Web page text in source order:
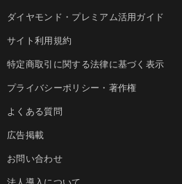
ダイヤモンド・プレミアム活用ガイド
サイト利用規約
特定商取引に関する法律に基づく表示
プライバシーポリシー・著作権
よくある質問
広告掲載
お問い合わせ
法人導入について